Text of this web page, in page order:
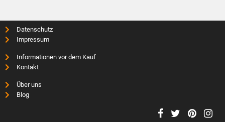
Datenschutz
Impressum
Informationen vor dem Kauf
Kontakt
Über uns
Blog